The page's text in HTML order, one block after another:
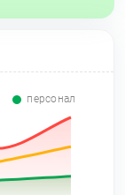
персонал